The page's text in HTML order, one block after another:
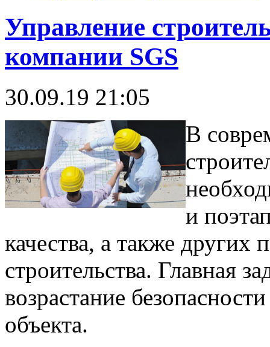
Управление
компании SGS
30.09.19 21:05
В
и
качества, а также других
строительства. Главная
возрастание
объекта.